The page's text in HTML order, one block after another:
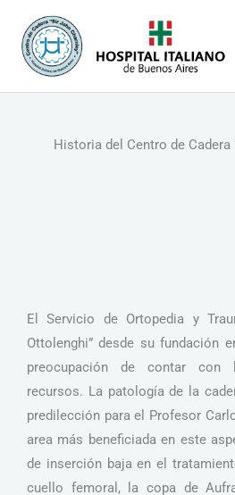
contenido
Historia del Centro de Cadera
El Servicio de Ortopedia y
Ottolenghi” desde su fundación
preocupación de contar con
recursos. La patología de la
predilección para el Profesor
area más beneficiada en este
de inserción baja en el
cuello femoral, la copa de